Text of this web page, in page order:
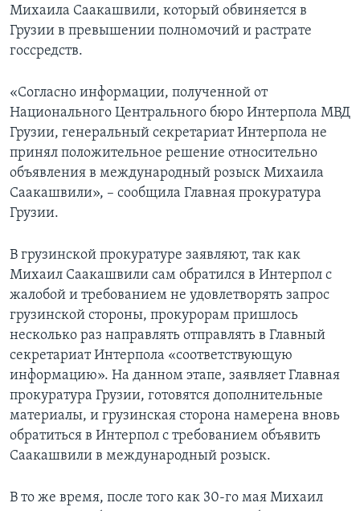
Михаила Саакашвили, который обвиняется в
Грузии в превышении полномочий и растрате
госсредств.
«Согласно информации, полученной от
Национального Центрального бюро Интерпола МВД
Грузии, генеральный секретариат Интерпола не
принял положительное решение относительно
объявления в международный розыск Михаила
Саакашвили», – сообщила Главная прокуратура
Грузии.
В грузинской прокуратуре заявляют, так как
Михаил Саакашвили сам обратился в Интерпол с
жалобой и требованием не удовлетворять запрос
грузинской стороны, прокурорам пришлось
несколько раз направлять отправлять в Главный
секретариат Интерпола «соответствующую
информацию». На данном этапе, заявляет Главная
прокуратура Грузии, готовятся дополнительные
материалы, и грузинская сторона намерена вновь
обратиться в Интерпол с требованием объявить
Саакашвили в международный розыск.
В то же время, после того как 30-го мая Михаил